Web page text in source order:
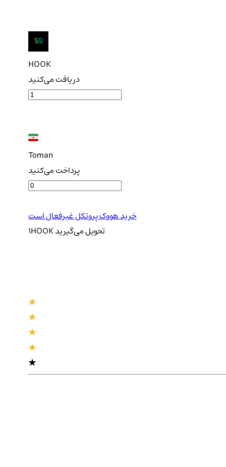
HOOK
دریافت می‌کنید
Toman
پرداخت می‌کنید
خرید هووک پروتکل غیرفعال است
1HOOK تحویلمی‌گیرید